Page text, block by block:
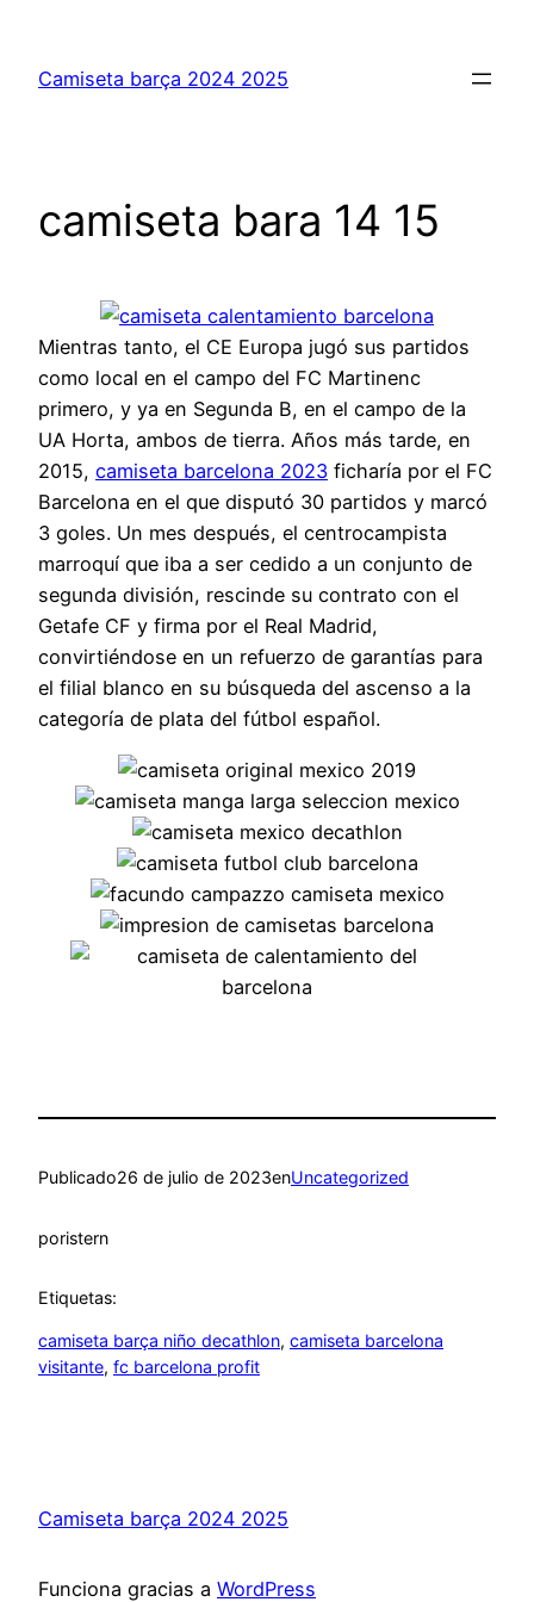
contenido
Camiseta barça 2024 2025
camiseta bara 14 15
Mientras tanto, el CE Europa jugó sus partidos
como local en el campo del FC Martinenc
primero, y ya en Segunda B, en el campo de la
UA Horta, ambos de tierra. Años más tarde, en
2015, camiseta barcelona 2023 ficharía por el FC
Barcelona en el que disputó 30 partidos y marcó
3 goles. Un mes después, el centrocampista
marroquí que iba a ser cedido a un conjunto de
segunda división, rescinde su contrato con el
Getafe CF y firma por el Real Madrid,
convirtiéndose en un refuerzo de garantías para
el filial blanco en su búsqueda del ascenso a la
categoría de plata del fútbol español.
Publicado26 de julio de 2023enUncategorized
poristern
Etiquetas:
camiseta barça niño decathlon, camiseta barcelona
visitante, fc barcelona profit
Camiseta barça 2024 2025
Funciona gracias a WordPress